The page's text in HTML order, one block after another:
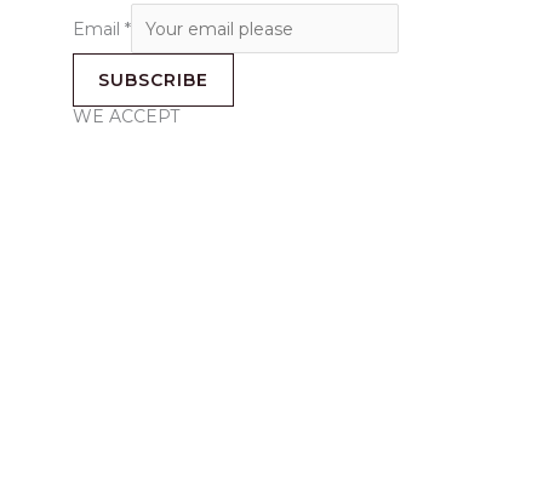
Email *
SUBSCRIBE
WE ACCEPT